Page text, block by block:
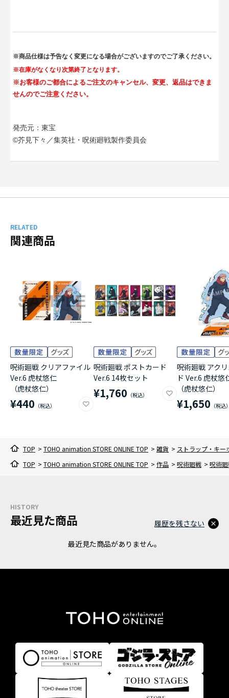
※商品仕様は予告なく変更になる場合がございますのでご了承ください。
※在庫がなくなり次第終了となります。
※お客様のご都合によるご注文のキャンセル、変更、返品はできま
せんのでご注意ください。
発売元：東宝
©芥見下々／集英社・呪術廻戦製作委員会
RELATED
関連商品
呪術廻戦 クリアファイル
Ver.6 虎杖悠仁
（虎杖悠仁）
¥440
呪術廻戦 ポストカード
Ver.6 14枚セット
¥1,760
呪術廻戦 アク
ド Ver.6 虎杖悠
（虎杖悠仁）
¥1,650
TOP > TOHO animation STORE ONLINE TOP > 雑貨 > ストラップ・キー
TOP > TOHO animation STORE ONLINE TOP > 作品 > 呪術廻戦 > 呪術
HISTORY
最近見た商品
最近見た商品がありません。
履歴を残さない